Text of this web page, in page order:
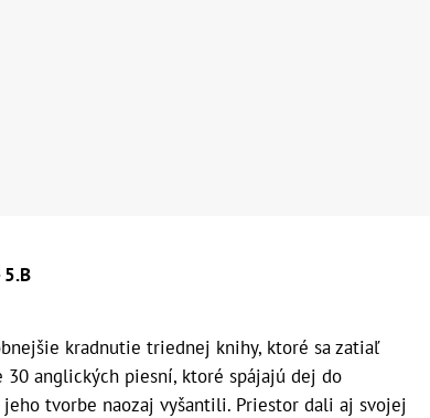
5.B
kradnutie triednej knihy, ktoré sa zatiaľ
30 anglických piesní, ktoré spájajú dej do
tvorbe naozaj vyšantili. Priestor dali aj svojej